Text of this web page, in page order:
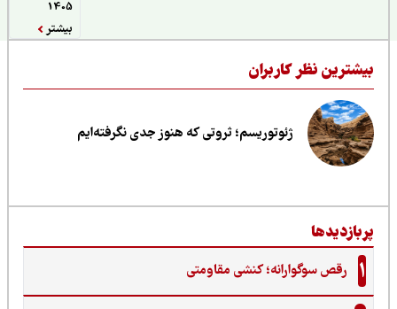
نظر کاربران
ژئوتوریسم؛ ثروتی که هنوز جدی نگرفته‌ایم
رقص سوگوارانه؛ کنشی مقاومتی